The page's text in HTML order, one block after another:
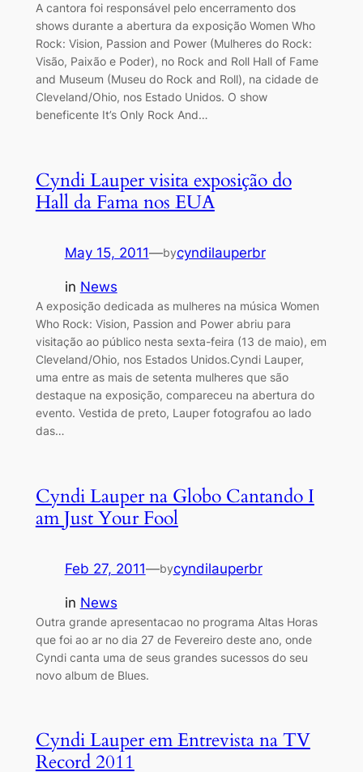
A cantora foi responsável pelo encerramento dos
shows durante a abertura da exposição Women Who
Rock: Vision, Passion and Power (Mulheres do Rock:
Visão, Paixão e Poder), no Rock and Roll Hall of Fame
and Museum (Museu do Rock and Roll), na cidade de
Cleveland/Ohio, nos Estado Unidos. O show
beneficente It’s Only Rock And…
Cyndi Lauper visita exposição do
Hall da Fama nos EUA
May 15, 2011—bycyndilauperbr
in News
A exposição dedicada as mulheres na música Women
Who Rock: Vision, Passion and Power abriu para
visitação ao público nesta sexta-feira (13 de maio), em
Cleveland/Ohio, nos Estados Unidos.Cyndi Lauper,
uma entre as mais de setenta mulheres que são
destaque na exposição, compareceu na abertura do
evento. Vestida de preto, Lauper fotografou ao lado
das…
Cyndi Lauper na Globo Cantando I
am Just Your Fool
Feb 27, 2011—bycyndilauperbr
in News
Outra grande apresentacao no programa Altas Horas
que foi ao ar no dia 27 de Fevereiro deste ano, onde
Cyndi canta uma de seus grandes sucessos do seu
novo album de Blues.
Cyndi Lauper em Entrevista na TV
Record 2011